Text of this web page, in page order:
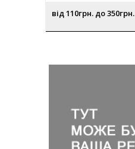
від 110грн. до 350грн.